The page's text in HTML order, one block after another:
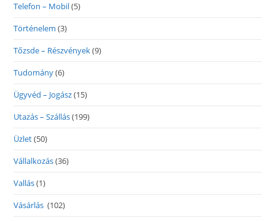
Telefon – Mobil(5)
Történelem (3)
Tőzsde – Részvények(9)
Tudomány(6)
Ügyvéd – Jogász(15)
Utazás – Szállás(199)
Üzlet(50)
Vállalkozás(36)
Vallás(1)
Vásárlás (102)